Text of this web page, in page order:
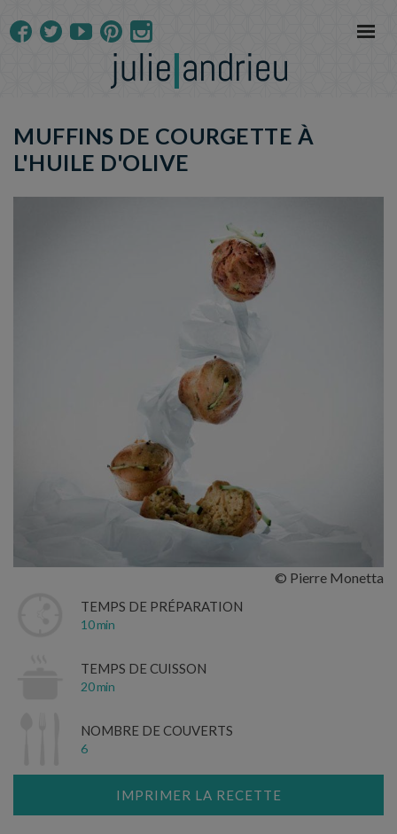
MUFFINS DE COURGETTE À
L'HUILE D'OLIVE
© Pierre Monetta
TEMPS DE PRÉPARATION
10 min
TEMPS DE CUISSON
20 min
NOMBRE DE COUVERTS
6
IMPRIMER LA RECETTE